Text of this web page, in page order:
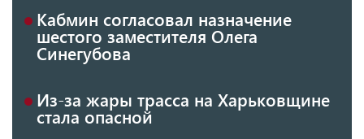
Кабмин согласовал назначение
шестого заместителя Олега
Синегубова
Из-за жары трасса на Харьковщине
стала опасной